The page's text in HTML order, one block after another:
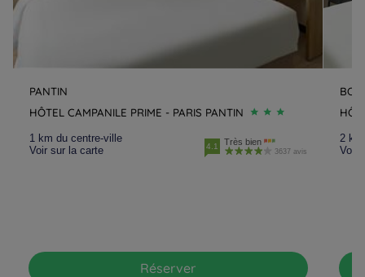
PANTIN
HÔTEL CAMPANILE PRIME - PARIS PANTIN
1 km du centre-ville
Voir sur la carte
4.1 Très bien
3637 avis
Réserver
2
Voir